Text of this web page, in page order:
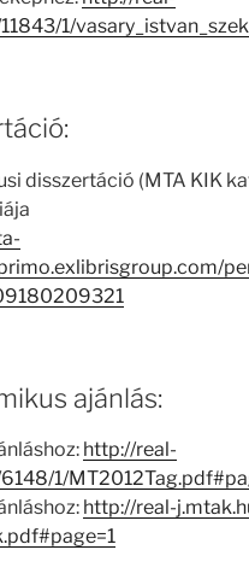
1/
disszertáció (MTA KIK
ajánlás:
http://real-
1/
http://real-